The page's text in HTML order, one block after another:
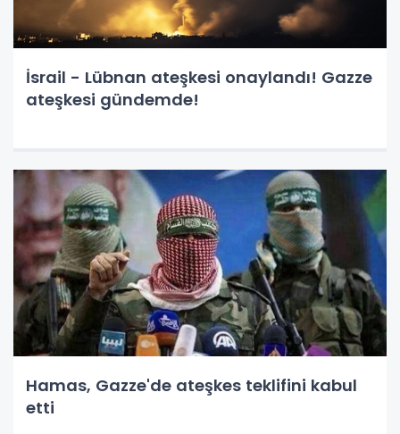
İsrail - Lübnan ateşkesi onaylandı! Gazze
ateşkesi gündemde!
Hamas, Gazze'de ateşkes teklifini kabul
etti